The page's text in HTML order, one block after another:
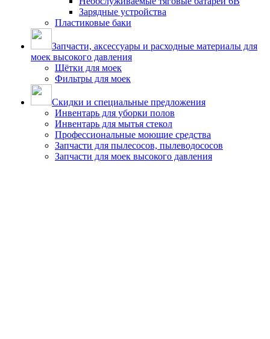
Зарядные устройства
Пластиковые баки
Запчасти, аксессуары и расходные материалы для
моек высокого давления
Щётки для моек
Фильтры для моек
Скидки и специальные предложения
Инвентарь для уборки полов
Инвентарь для мытья стекол
Профессиональные моющие средства
Запчасти для пылесосов, пылеводососов
Запчасти для моек высокого давления